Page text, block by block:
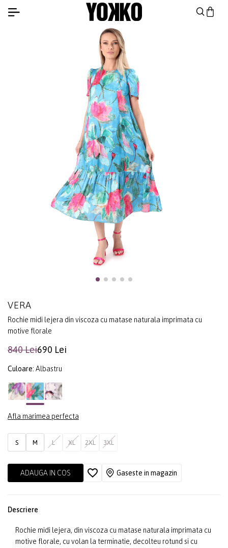
VERA
Rochie midi lejera din viscoza cu matase naturala imprimata cu
motive florale
840 Lei690 Lei
Culoare: Albastru
Afla marimea perfecta
S M L XL 2XL 3XL
ADAUGA IN COS Gaseste in magazin
Descriere
Rochie midi lejera, din viscoza cu matase naturala imprimata cu
motive florale, cu volan la terminatie, decolteu rotund si cu